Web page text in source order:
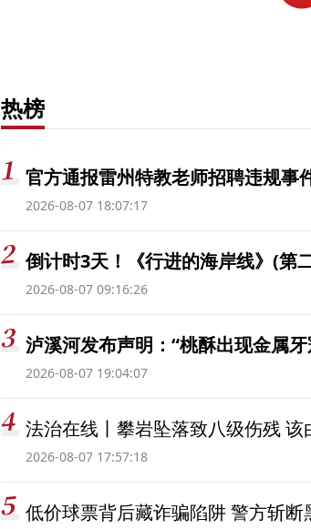
热榜
官方通报雷州特教老师招聘违规事
2026-08-07 18:07:17
倒计时3天！《行进的海岸线》(第
2026-08-07 09:16:26
泸溪河发布声明：“桃酥出现金属
2026-08-07 19:04:07
法治在线丨攀岩坠落致八级伤残 该
2026-08-07 17:57:18
低价球票背后藏诈骗陷阱 警方斩断